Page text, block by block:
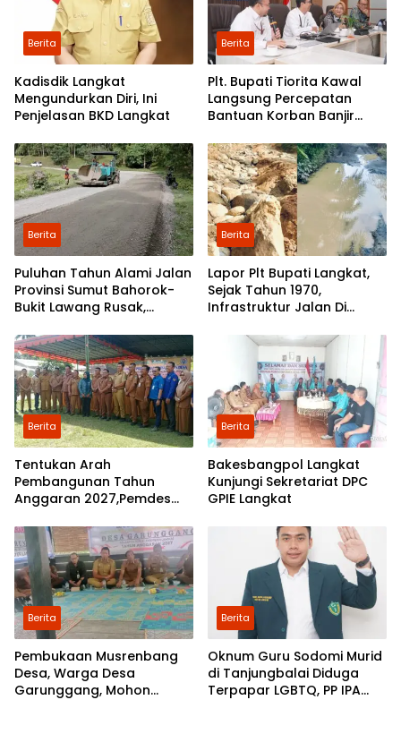
Berita
Kadisdik Langkat
Mengundurkan Diri, Ini
Penjelasan BKD Langkat
Berita
Plt. Bupati Tiorita Kawal
Langsung Percepatan
Bantuan Korban Banjir
Berita
Puluhan Tahun Alami Jalan
Provinsi Sumut Bahorok-
Bukit Lawang Rusak,
Perbaikan
Berita
Lapor Plt Bupati Langkat,
Sejak Tahun 1970,
Infrastruktur Jalan Di
Diperhatikan Pemerintah
Kabupaten Langkat
Berita
Tentukan Arah
Pembangunan Tahun
Anggaran 2027,Pemdes
Musrenbang
Berita
Bakesbangpol Langkat
Kunjungi Sekretariat DPC
GPIE Langkat
Berita
Pembukaan Musrenbang
Desa, Warga Desa
Garunggang, Mohon
Berita
Oknum Guru Sodomi Murid
di Tanjungbalai Diduga
Terpapar LGBTQ, PP IPA